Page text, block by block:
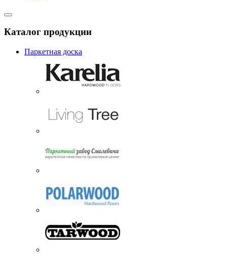
Каталог продукции
Паркетная доска